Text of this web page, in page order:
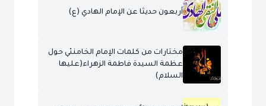
أربعون حديثا عن الإمام الهادي (ع)
مختارات من كلمات الإمام الخامنئي حول
عظمة السيدة فاطمة الزهراء(عليها
السلام)